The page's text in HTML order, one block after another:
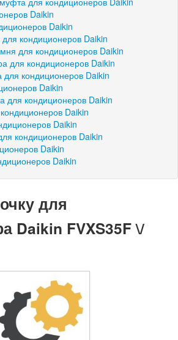
Daikin
Daikin
кондиционеров Daikin
для кондиционеров Daikin
для кондиционеров Daikin
для кондиционеров Daikin
Daikin
для кондиционеров Daikin
Daikin
Daikin
кондиционеров Daikin
Daikin
Daikin
для
Daikin FVXS35F \/